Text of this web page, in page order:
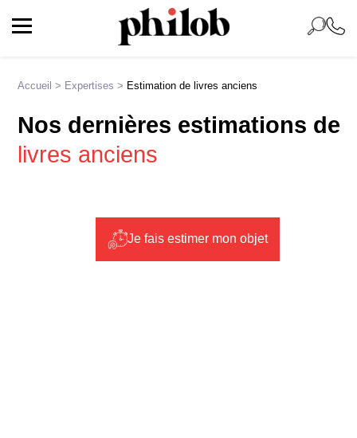
Accueil > Expertises > Estimation de livres anciens
Nos dernières estimations de
livres anciens
Je fais estimer mon objet